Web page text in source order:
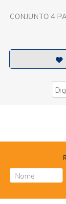
CONJUNTO 4